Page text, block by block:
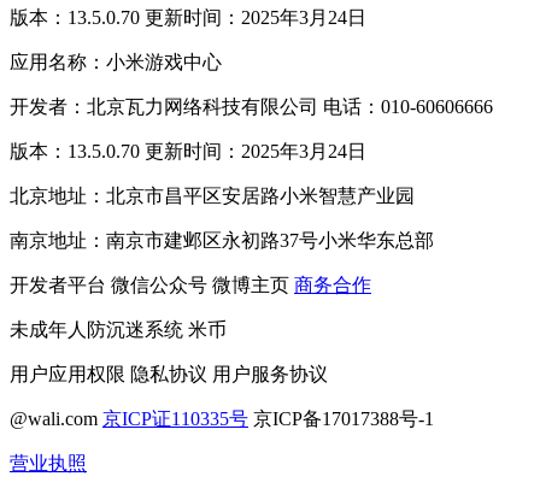
版本：13.5.0.70 更新时间：2025年3月24日
应用名称：小米游戏中心
开发者：北京瓦力网络科技有限公司 电话：010-60606666
版本：13.5.0.70 更新时间：2025年3月24日
北京地址：北京市昌平区安居路小米智慧产业园
南京地址：南京市建邺区永初路37号小米华东总部
开发者平台 微信公众号 微博主页 商务合作
未成年人防沉迷系统 米币
用户应用权限 隐私协议 用户服务协议
@wali.com 京ICP证110335号 京ICP备17017388号-1
营业执照